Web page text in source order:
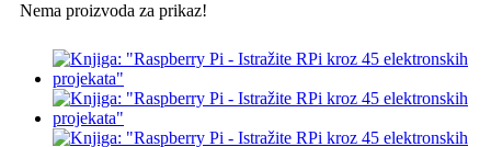
Nema proizvoda za prikaz!